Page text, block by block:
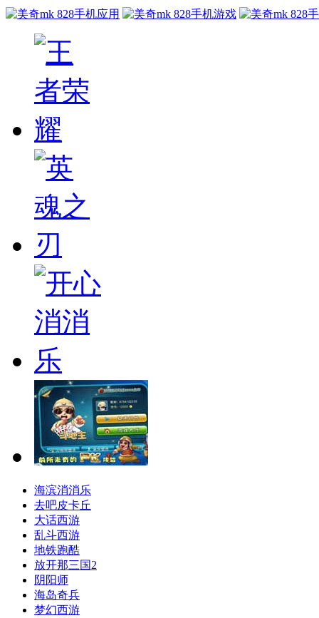
海滨消消乐
去吧皮卡丘
大话西游
乱斗西游
地铁跑酷
放开那三国2
阴阳师
海岛奇兵
梦幻西游